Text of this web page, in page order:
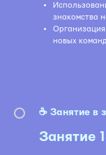
знакомства
Организация
новых команд
☕️ Занятие в
Занятие